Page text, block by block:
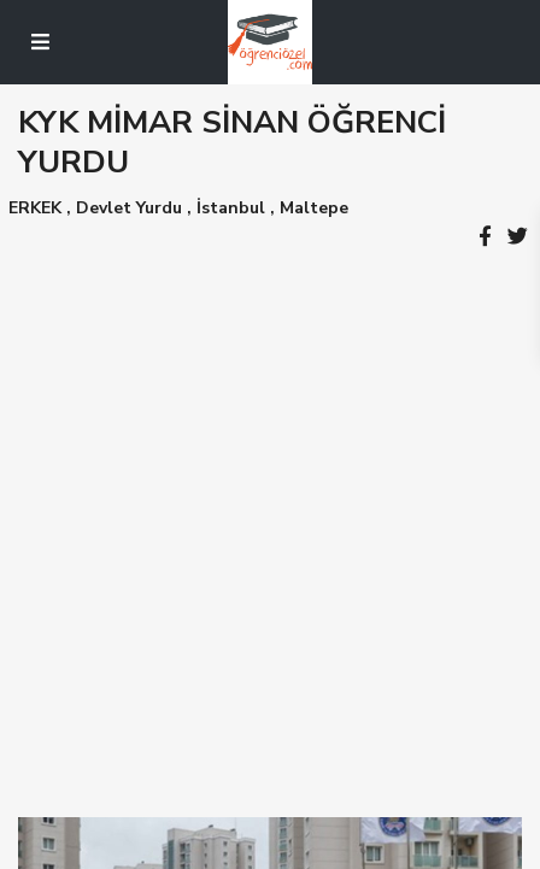
KYK MİMAR SİNAN ÖĞRENCİ
YURDU
ERKEK, Devlet Yurdu , İstanbul , Maltepe